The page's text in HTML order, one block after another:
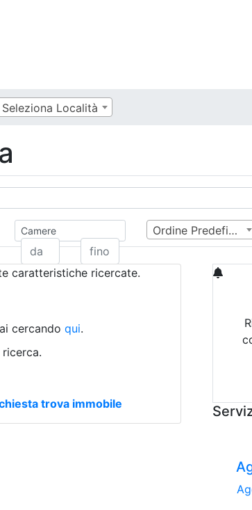
Seleziona Località
Camere Ordine Predefinito
caratteristiche ricercate.
cercando qui.
trova immobile